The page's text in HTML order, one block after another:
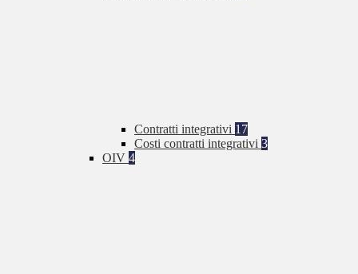
Contratti integrativi 17
Costi contratti integrativi 3
OIV 4